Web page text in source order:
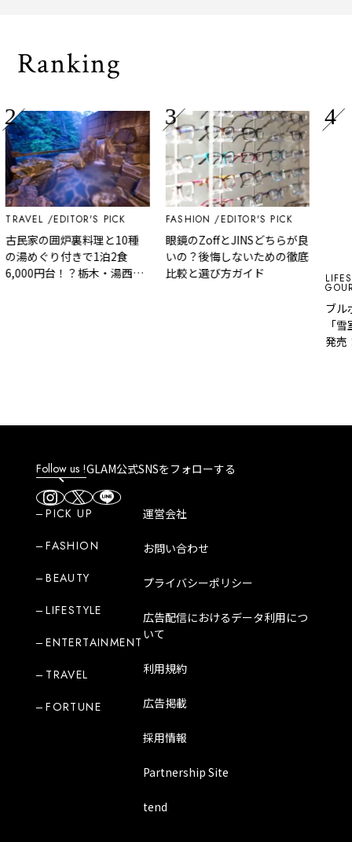
Ranking
TRAVEL EDITOR'S PICK
古民家の囲炉裏料理と10種
の湯めぐり付きで1泊2食
6,000円台！？栃木・湯西川
FASHION EDITOR'S PICK
眼鏡のZoffとJINSどちらが良
いの？後悔しないための徹底
比較と選び方ガイド
ブル
「雪
発売！
Follow us !GLAM公式SNSをフォローする
PICK UP
FASHION
BEAUTY
LIFESTYLE
ENTERTAINMENT
TRAVEL
FORTUNE
運営会社
お問い合わせ
プライバシーポリシー
広告配信におけるデータ利用につ
いて
利用規約
広告掲載
採用情報
Partnership Site
tend